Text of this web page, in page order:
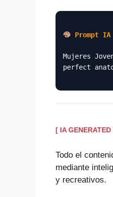
Prompt IA
Mujeres
perfect
[ IA GENERATED
Todo el
mediante
y recreativos.